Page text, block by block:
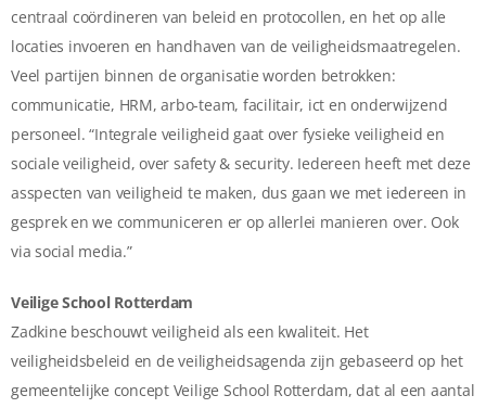
centraal coördineren van beleid en protocollen, en het op alle
locaties invoeren en handhaven van de veiligheidsmaatregelen.
Veel partijen binnen de organisatie worden betrokken:
communicatie, HRM, arbo-team, facilitair, ict en onderwijzend
personeel. “Integrale veiligheid gaat over fysieke veiligheid en
sociale veiligheid, over safety & security. Iedereen heeft met deze
asspecten van veiligheid te maken, dus gaan we met iedereen in
gesprek en we communiceren er op allerlei manieren over. Ook
via social media.”
Veilige School Rotterdam
Zadkine beschouwt veiligheid als een kwaliteit. Het
veiligheidsbeleid en de veiligheidsagenda zijn gebaseerd op het
gemeentelijke concept Veilige School Rotterdam, dat al een aantal